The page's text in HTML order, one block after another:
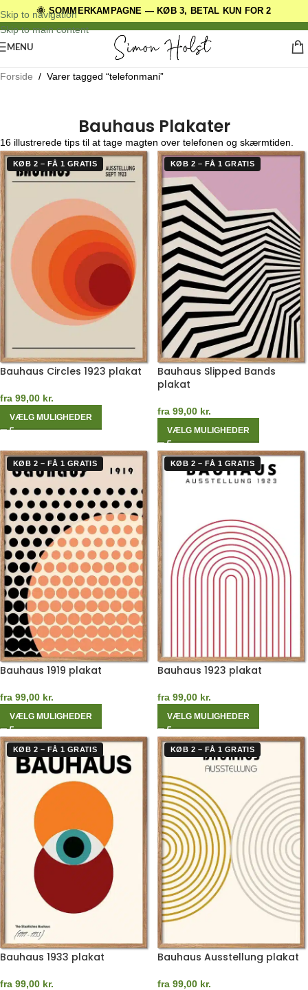
🌞 SOMMERKAMPAGNE — KØB 3, BETAL KUN FOR 2
Skip to navigation
Skip to main content
DANSKE ORIGINALE DESIGNS
MENU
Forside / Varer tagged “telefonmani”
Bauhaus Plakater
16 illustrerede tips til at tage magten over telefonen og skærmtiden.
KØB 2 – FÅ 1 GRATIS
Bauhaus Circles 1923 plakat
fra 99,00 kr.
VÆLG MULIGHEDER
KØB 2 – FÅ 1 GRATIS
Bauhaus Slipped Bands
plakat
fra 99,00 kr.
VÆLG MULIGHEDER
KØB 2 – FÅ 1 GRATIS
Bauhaus 1919 plakat
fra 99,00 kr.
VÆLG MULIGHEDER
KØB 2 – FÅ 1 GRATIS
Bauhaus 1923 plakat
fra 99,00 kr.
VÆLG MULIGHEDER
KØB 2 – FÅ 1 GRATIS
Bauhaus 1933 plakat
fra 99,00 kr.
KØB 2 – FÅ 1 GRATIS
Bauhaus Ausstellung plakat
fra 99,00 kr.